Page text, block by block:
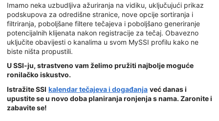
Imamo neka uzbudljiva ažuriranja na vidiku, uključujući prikaz
podskupova za odredišne stranice, nove opcije sortiranja i
filtriranja, poboljšane filtere tečajeva i poboljšano generiranje
potencijalnih klijenata nakon registracije za tečaj. Obavezno
uključite obavijesti o kanalima u svom MySSI profilu kako ne
biste ništa propustili.
U SSI-ju, strastveno vam želimo pružiti najbolje moguće
ronilačko iskustvo.
Istražite SSI kalendar tečajeva i događanja već danas i
upustite se u novo doba planiranja ronjenja s nama. Zaronite i
zabavite se!